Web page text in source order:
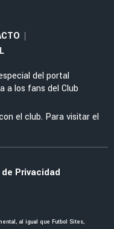
tras brillar
que..."